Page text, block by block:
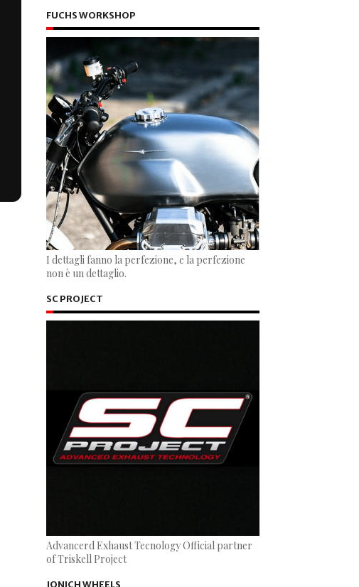
FUCHS WORKSHOP
I dettagli fanno la perfezione, e la perfezione
non è un dettaglio.
SC PROJECT
Advancerd Exhaust Tecnology Official partner
of Triskell Project
JONICH WHEELS